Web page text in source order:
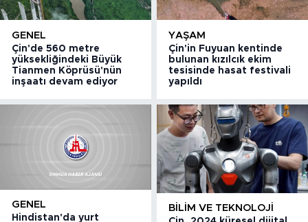
GENEL
Çin'de 560 metre
yüksekliğindeki Büyük
Tianmen Köprüsü'nün
inşaatı devam ediyor
YAŞAM
Çin'in Fuyuan kentinde
bulunan kızılcık ekim
tesisinde hasat festivali
yapıldı
GENEL
Hindistan'da yurt
BILIM VE TEKNOLOJI